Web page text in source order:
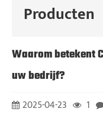
Producten
Waarom betekent
uw bedrijf?
2025-04-23 1